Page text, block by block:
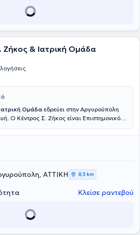
Βελονισμού Αθήνας) και έχει
Παραδοσιακό Κινέζικο Βελονισμό και
Άκρων (McKENZIE), στη θεραπευτική
(ESWT) και στην προλοθεραπεία
τον ευρωπαϊκό τίτλο της
Ιατρικής και Αποκατάστασης (FEBPRM).
τη διάγνωση και αποκατάσταση
και ρευματολογικών παθήσεων,
Ζήκος & Ιατρική Ομάδα
Ομάδα εδρεύει στην Αργυρούπολη
Ο Κέντρος Σ. Ζήκος είναι Επιστημονικός
της ιατρικής του ομάδας
τμήμα Wellness, Λογοθεραπείας,
Θεραπευτικής άσκησης, Ρομποτικής
Μνήμης και Γνωστικών λειτουργιών
ασθενών και κατ’ οίκον
του Κέντρου αποτελεί η ομάδα
υψηλού επιπέδου, διαρκή
υπηρεσίες βάσει θεραπευτικών
ΑΤΤΙΚΗ 8,3 km
Κλείσε ραντεβού